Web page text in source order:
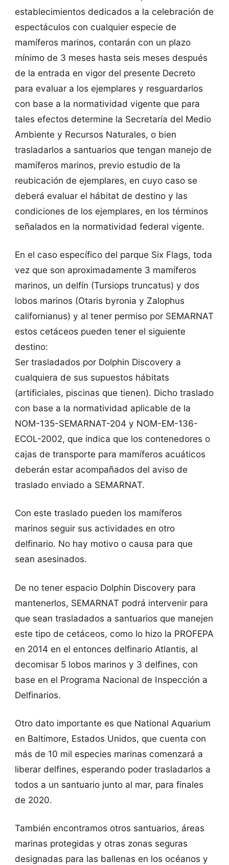
establecimientos dedicados a la celebración de
espectáculos con cualquier especie de
mamíferos marinos, contarán con un plazo
mínimo de 3 meses hasta seis meses después
de la entrada en vigor del presente Decreto
para evaluar a los ejemplares y resguardarlos
con base a la normatividad vigente que para
tales efectos determine la Secretaría del Medio
Ambiente y Recursos Naturales, o bien
trasladarlos a santuarios que tengan manejo de
mamíferos marinos, previo estudio de la
reubicación de ejemplares, en cuyo caso se
deberá evaluar el hábitat de destino y las
condiciones de los ejemplares, en los términos
señalados en la normatividad federal vigente.
En el caso específico del parque Six Flags, toda
vez que son aproximadamente 3 mamíferos
marinos, un delfín (Tursiops truncatus) y dos
lobos marinos (Otaris byronia y Zalophus
californianus) y al tener permiso por SEMARNAT
estos cetáceos pueden tener el siguiente
destino:
Ser trasladados por Dolphin Discovery a
cualquiera de sus supuestos hábitats
(artificiales, piscinas que tienen). Dicho traslado
con base a la normatividad aplicable de la
NOM-135-SEMARNAT-204 y NOM-EM-136-
ECOL-2002, que indica que los contenedores o
cajas de transporte para mamíferos acuáticos
deberán estar acompañados del aviso de
traslado enviado a SEMARNAT.
Con este traslado pueden los mamíferos
marinos seguir sus actividades en otro
delfinario. No hay motivo o causa para que
sean asesinados.
De no tener espacio Dolphin Discovery para
mantenerlos, SEMARNAT podrá intervenir para
que sean trasladados a santuarios que manejen
este tipo de cetáceos, como lo hizo la PROFEPA
en 2014 en el entonces delfinario Atlantis, al
decomisar 5 lobos marinos y 3 delfines, con
base en el Programa Nacional de Inspección a
Delfinarios.
Otro dato importante es que National Aquarium
en Baltimore, Estados Unidos, que cuenta con
más de 10 mil especies marinas comenzará a
liberar delfines, esperando poder trasladarlos a
todos a un santuario junto al mar, para finales
de 2020.
También encontramos otros santuarios, áreas
marinas protegidas y otras zonas seguras
designadas para las ballenas en los océanos y